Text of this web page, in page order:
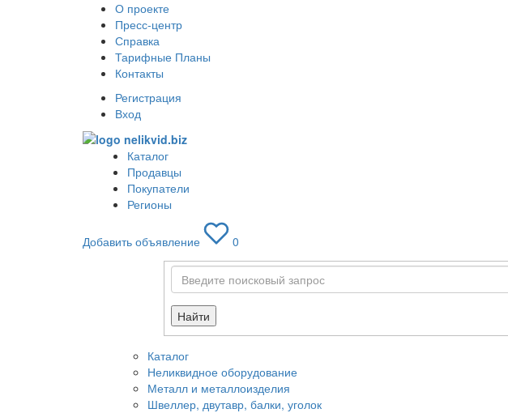
О проекте
Пресс-центр
Справка
Тарифные Планы
Контакты
Регистрация
Вход
Каталог
Продавцы
Покупатели
Регионы
Добавить объявление 0
Найти
Каталог
Неликвидное оборудование
Металл и металлоизделия
Швеллер, двутавр, балки, уголок